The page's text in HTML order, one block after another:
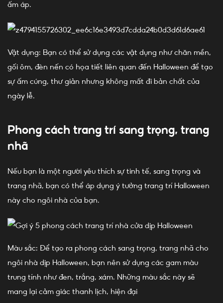
ấm áp.
Vật dụng: Bạn có thể sử dụng các vật dụng như chăn mền,
gối ôm, đèn nến có họa tiết liên quan đến Halloween để tạo
sự ấm cúng, thư giản nhưng không mất đi bản chất của
ngày lễ.
Phong cách trang trí sang trọng, trang
nhã
Nếu bạn là một người yêu thích sự tinh tế, sang trọng và
trang nhã, bạn có thể áp dụng ý tưởng trang trí Halloween
này cho ngôi nhà của bạn.
Màu sắc: Để tạo ra phong cách sang trọng, trang nhã cho
ngôi nhà dịp Halloween, bạn nên sử dụng các gam màu
trung tính như đen, trắng, xám. Những màu sắc này sẽ
mang lại cảm giác thanh lịch, hiện đại